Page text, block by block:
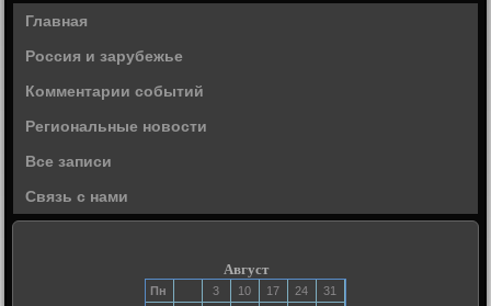
Главная
Россия и зарубежье
Комментарии событий
Региональные новости
Все записи
Связь с нами
Август
Пн 3 10 17 24
31